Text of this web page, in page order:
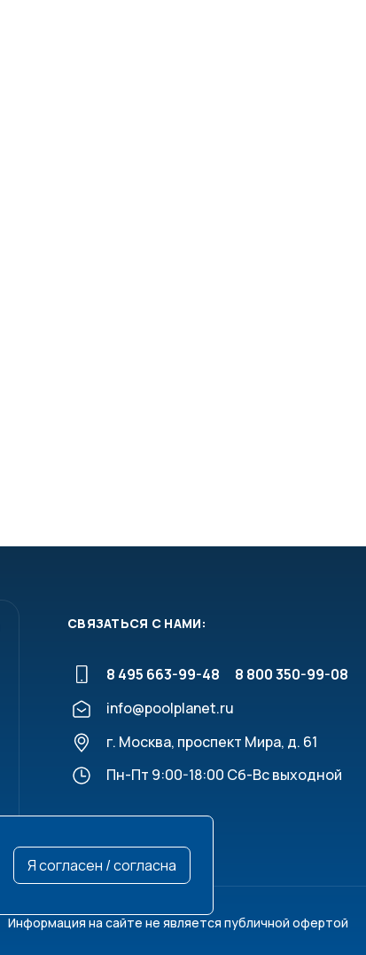
СВЯЗАТЬСЯ С НАМИ:
8 495 663-99-48
8 800 350-99-08
info@poolplanet.ru
г. Москва, проспект Мира, д. 61
Пн-Пт 9:00-18:00 Сб-Вс выходной
Информация на сайте не является публичной офертой
Я согласен / согласна